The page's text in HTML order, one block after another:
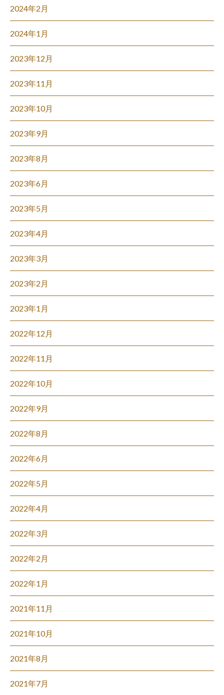
2024年2月
2024年1月
2023年12月
2023年11月
2023年10月
2023年9月
2023年8月
2023年6月
2023年5月
2023年4月
2023年3月
2023年2月
2023年1月
2022年12月
2022年11月
2022年10月
2022年9月
2022年8月
2022年6月
2022年5月
2022年4月
2022年3月
2022年2月
2022年1月
2021年11月
2021年10月
2021年8月
2021年7月